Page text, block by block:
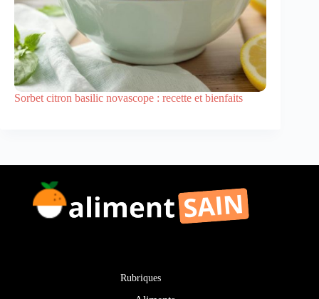
Sorbet citron basilic novascope : recette et bienfaits
Rubriques